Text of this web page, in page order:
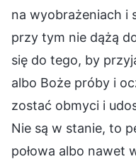
na wyobrażeniach i
przy tym nie dążą
się do tego, by
albo Boże próby i
zostać obmyci i
Nie są w stanie, to
połowa albo nawet